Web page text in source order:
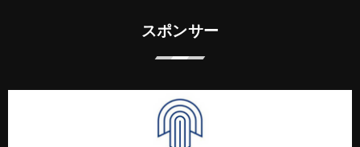
スポンサー